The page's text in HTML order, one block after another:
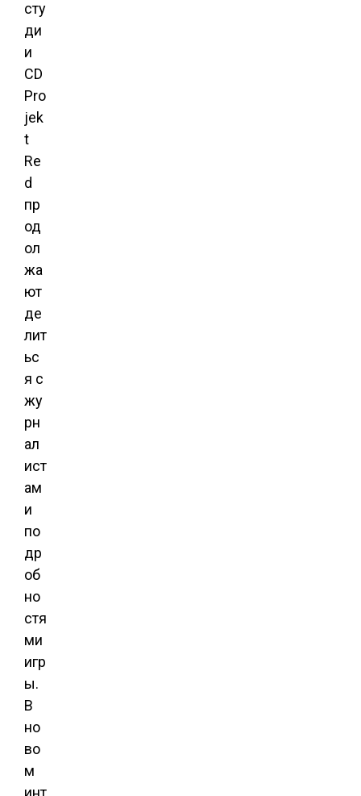
сту
ди
и
CD
Pro
jek
t
Re
d
пр
од
ол
жа
ют
де
лит
ьс
я с
жу
рн
ал
ист
ам
и
по
др
об
но
стя
ми
игр
ы.
В
но
во
м
инт